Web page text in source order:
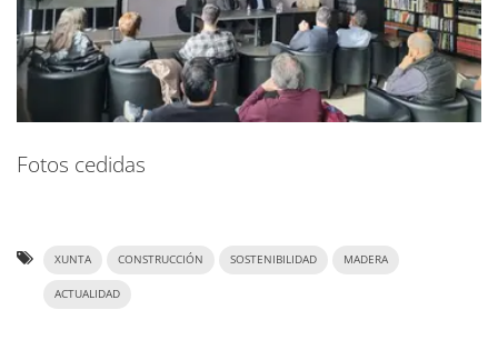
Fotos cedidas
XUNTA CONSTRUCCIÓN SOSTENIBILIDAD MADERA
ACTUALIDAD